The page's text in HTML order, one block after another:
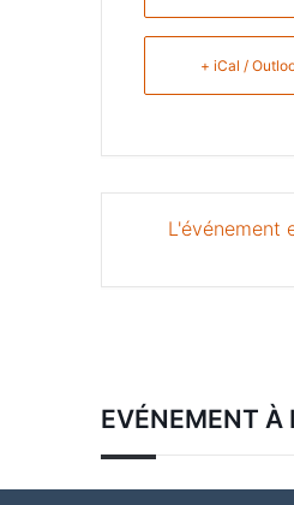
+ iCal /
L'événement
EVÉNEMENT À